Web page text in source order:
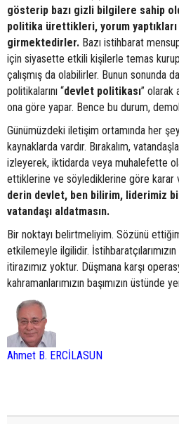
gösterip bazı gizli bilgilere sahip
politika ürettikleri, yorum yaptıkları
girmektedirler. Bazı istihbarat
için siyasette etkili kişilerle temas
çalışmış da olabilirler. Bunun sonunda
politikalarını “devlet politikası” olarak
ona göre yapar. Bence bu durum,
Günümüzdeki iletişim ortamında her
kaynaklarda vardır. Bırakalım,
izleyerek, iktidarda veya muhalefette
ettiklerine ve söylediklerine göre karar
derin devlet, ben bilirim, liderimiz
vatandaşı aldatmasın.
Bir noktayı belirtmeliyim. Sözünü
etkilemeyle ilgilidir.
itirazımız yoktur. Düşmana karşı
kahramanlarımızın başımızın üstünde
Ahmet B. ERCİLASUN